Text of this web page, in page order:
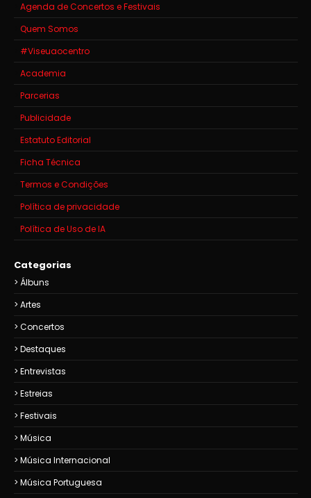
Agenda de Concertos e Festivais
Quem Somos
#Viseuaocentro
Academia
Parcerias
Publicidade
Estatuto Editorial
Ficha Técnica
Termos e Condições
Política de privacidade
Política de Uso de IA
Categorias
Álbuns
Artes
Concertos
Destaques
Entrevistas
Estreias
Festivais
Música
Música Internacional
Música Portuguesa